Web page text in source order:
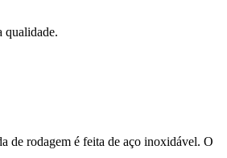
qualidade.
de rodagem é feita de aço inoxidável. O